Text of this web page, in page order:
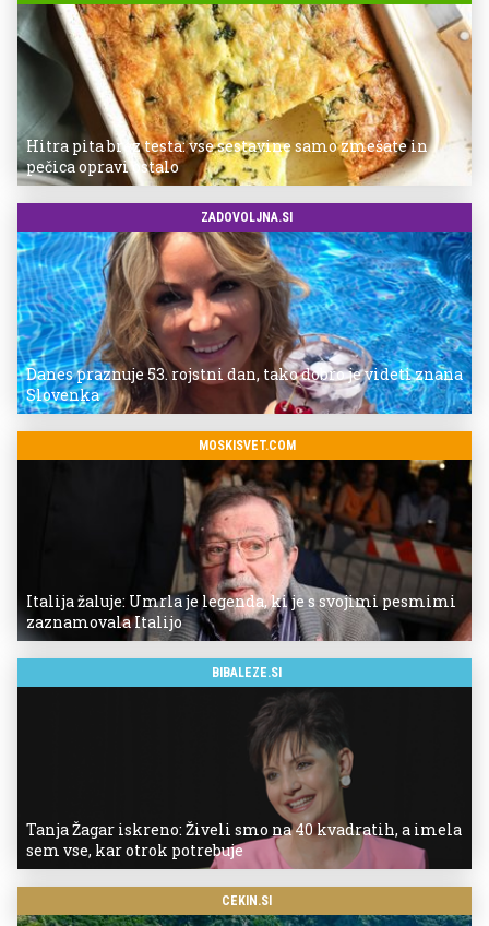
Hitra pita brez testa: vse sestavine samo zmešate in
pečica opravi ostalo
ZADOVOLJNA.SI
Danes praznuje 53. rojstni dan, tako dobro je videti znana
Slovenka
MOSKISVET.COM
Italija žaluje: Umrla je legenda, ki je s svojimi pesmimi
zaznamovala Italijo
BIBALEZE.SI
Tanja Žagar iskreno: Živeli smo na 40 kvadratih, a imela
sem vse, kar otrok potrebuje
CEKIN.SI